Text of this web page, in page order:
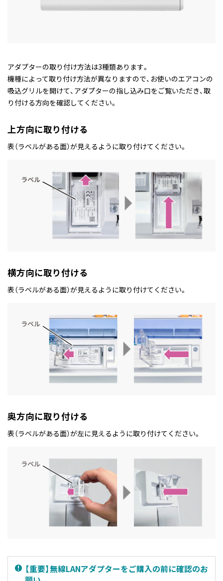
アダプターの取り付け方法は3種類あります。
機種によって取り付け方法が異なりますので、お使いのエアコンの
吸込グリルを開けて、アダプターの指し込み口をご覧いただき、取
り付ける方向を確認してください。
上方向に取り付ける
表（ラベルがある面）が見えるように取り付けてください。
横方向に取り付ける
表（ラベルがある面）が見えるように取り付けてください。
奥方向に取り付ける
表（ラベルがある面）が左に見えるように取り付けてください。
【重要】無線LANアダプターをご購入の前に確認のお